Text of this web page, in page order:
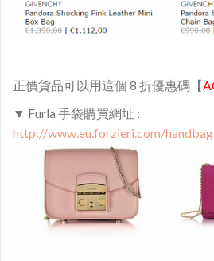
正價貨品可以用這個 8 折優惠碼【
▼ Furla 手袋購買網址 :
http://www.eu.forzieri.com/